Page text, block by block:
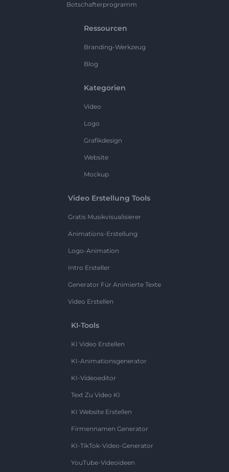
Botschafterprogramm
Ressourcen
Branding-Werkzeug
Blog
Kategorien
Video
Logo
Grafikdesign
Website
Mockup
Video Erstellung Tools
Gratis Musikvisualisierer
Animations-Erstellung
Logo-Animation
Intro Ersteller
Generator Für Animierte Texte
Video Erstellen
KI-Tools
KI Video Erstellen
KI-Animationsgenerator
KI-Videoeditor
Text Zu Video KI
KI Website Erstellen
Firmennamen Generator
KI-TikTok-Video-Generator
YouTube-Videoideen